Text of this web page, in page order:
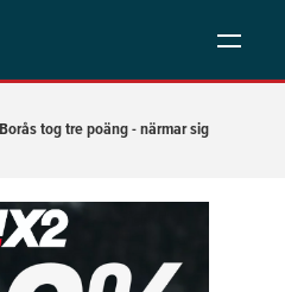
tog tre poäng - närmar sig